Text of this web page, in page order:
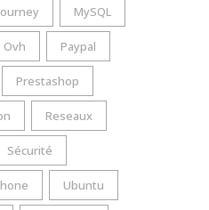
MySQL
Ovh Paypal
Prestashop
Reseaux
Sécurité
Ubuntu